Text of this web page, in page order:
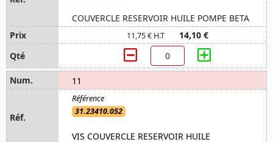
COUVERCLE RESERVOIR HUILE POMPE BETA
11,75 € H.T 14,10 €
11
31.23410.052
VIS COUVERCLE RESERVOIR HUILE